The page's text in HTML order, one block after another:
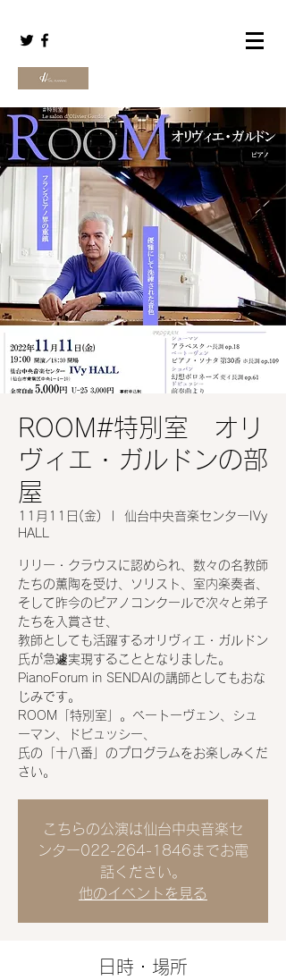
ROOM#特別室 オリ
ヴィエ・ガルドンの部
屋
11月11日(金)
仙台中央音楽センターIVy
HALL
リリー・クラウスに認められ、数々の名教師
たちの薫陶を受け、ソリスト、室内楽奏者、
そして昨今のピアノコンクールで次々と弟子
たちを入賞させ、
教師としても活躍するオリヴィエ・ガルドン
氏が急遽実現することとなりました。
PianoForum in SENDAIの講師としてもおな
じみです。
ROOM「特別室」。ベートーヴェン、シュ
ーマン、ドビュッシー、
氏の「十八番」のプログラムをお楽しみくだ
さい。
こちらの公演は仙台中央音楽セ
ンター022-264-1846までお電
話ください。
他のイベントを見る
日時・場所